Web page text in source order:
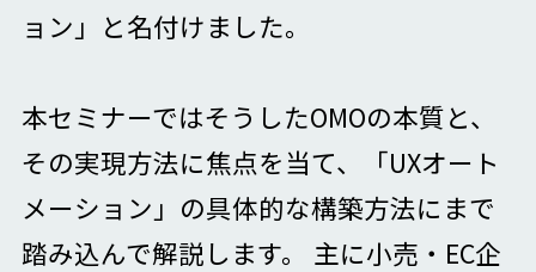
ョン」と名付けました。
本セミナーではそうしたOMOの本質と、
その実現方法に焦点を当て、「UXオート
メーション」の具体的な構築方法にまで
踏み込んで解説します。 主に小売・EC企